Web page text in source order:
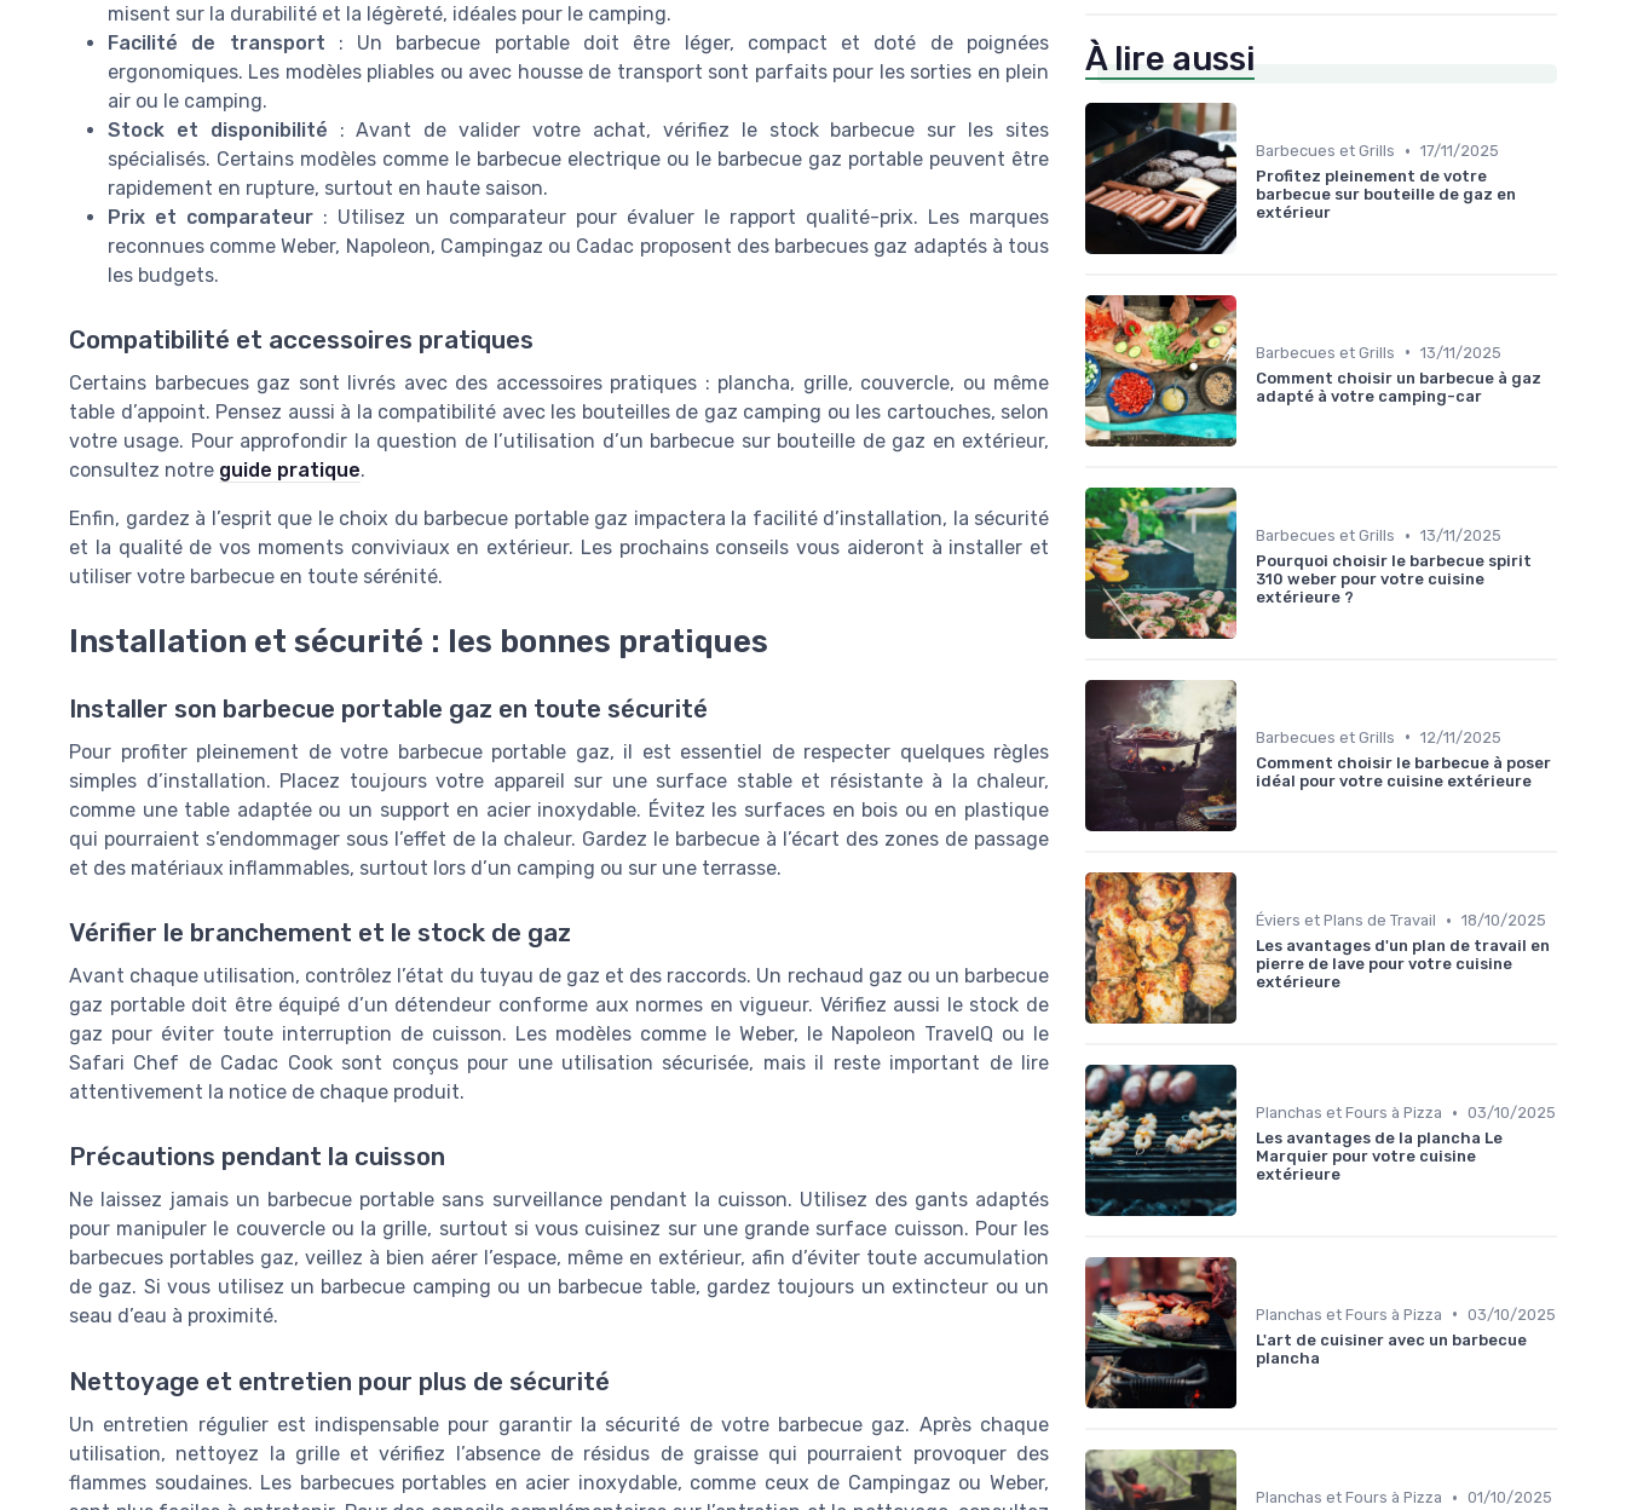
misent sur la durabilité et la légèreté, idéales pour le camping.
Facilité de transport : Un barbecue portable doit être léger, compact et doté de poignées
ergonomiques. Les modèles pliables ou avec housse de transport sont parfaits pour les sorties en plein
air ou le camping.
Stock et disponibilité : Avant de valider votre achat, vérifiez le stock barbecue sur les sites
spécialisés. Certains modèles comme le barbecue electrique ou le barbecue gaz portable peuvent être
rapidement en rupture, surtout en haute saison.
Prix et comparateur : Utilisez un comparateur pour évaluer le rapport qualité-prix. Les marques
reconnues comme Weber, Napoleon, Campingaz ou Cadac proposent des barbecues gaz adaptés à tous
les budgets.
Compatibilité et accessoires pratiques
Certains barbecues gaz sont livrés avec des accessoires pratiques : plancha, grille, couvercle, ou même
table d’appoint. Pensez aussi à la compatibilité avec les bouteilles de gaz camping ou les cartouches, selon
votre usage. Pour approfondir la question de l’utilisation d’un barbecue sur bouteille de gaz en extérieur,
consultez notre guide pratique.
Enfin, gardez à l’esprit que le choix du barbecue portable gaz impactera la facilité d’installation, la sécurité
et la qualité de vos moments conviviaux en extérieur. Les prochains conseils vous aideront à installer et
utiliser votre barbecue en toute sérénité.
Installation et sécurité : les bonnes pratiques
Installer son barbecue portable gaz en toute sécurité
Pour profiter pleinement de votre barbecue portable gaz, il est essentiel de respecter quelques règles
simples d’installation. Placez toujours votre appareil sur une surface stable et résistante à la chaleur,
comme une table adaptée ou un support en acier inoxydable. Évitez les surfaces en bois ou en plastique
qui pourraient s’endommager sous l’effet de la chaleur. Gardez le barbecue à l’écart des zones de passage
et des matériaux inflammables, surtout lors d’un camping ou sur une terrasse.
Vérifier le branchement et le stock de gaz
Avant chaque utilisation, contrôlez l’état du tuyau de gaz et des raccords. Un rechaud gaz ou un barbecue
gaz portable doit être équipé d’un détendeur conforme aux normes en vigueur. Vérifiez aussi le stock de
gaz pour éviter toute interruption de cuisson. Les modèles comme le Weber, le Napoleon TravelQ ou le
Safari Chef de Cadac Cook sont conçus pour une utilisation sécurisée, mais il reste important de lire
attentivement la notice de chaque produit.
Précautions pendant la cuisson
Ne laissez jamais un barbecue portable sans surveillance pendant la cuisson. Utilisez des gants adaptés
pour manipuler le couvercle ou la grille, surtout si vous cuisinez sur une grande surface cuisson. Pour les
barbecues portables gaz, veillez à bien aérer l’espace, même en extérieur, afin d’éviter toute accumulation
de gaz. Si vous utilisez un barbecue camping ou un barbecue table, gardez toujours un extincteur ou un
seau d’eau à proximité.
Nettoyage et entretien pour plus de sécurité
Un entretien régulier est indispensable pour garantir la sécurité de votre barbecue gaz. Après chaque
utilisation, nettoyez la grille et vérifiez l’absence de résidus de graisse qui pourraient provoquer des
flammes soudaines. Les barbecues portables en acier inoxydable, comme ceux de Campingaz ou Weber,
À lire aussi
Barbecues et Grills • 17/11/2025
Profitez pleinement de votre
barbecue sur bouteille de gaz en
extérieur
Barbecues et Grills • 13/11/2025
Comment choisir un barbecue à gaz
adapté à votre camping-car
Barbecues et Grills • 13/11/2025
Pourquoi choisir le barbecue spirit
310 weber pour votre cuisine
extérieure ?
Barbecues et Grills • 12/11/2025
Comment choisir le barbecue à poser
idéal pour votre cuisine extérieure
Éviers et Plans de Travail • 18/10/2025
Les avantages d'un plan de travail en
pierre de lave pour votre cuisine
extérieure
Planchas et Fours à Pizza • 03/10/2025
Les avantages de la plancha Le
Marquier pour votre cuisine
extérieure
Planchas et Fours à Pizza • 03/10/2025
L'art de cuisiner avec un barbecue
plancha
Planchas et Fours à Pizza • 01/10/2025